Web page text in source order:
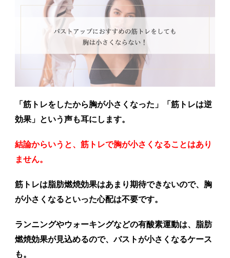
「筋トレをしたから胸が小さくなった」「筋トレは逆
効果」という声も耳にします。
結論からいうと、筋トレで胸が小さくなることはあり
ません。
筋トレは脂肪燃焼効果はあまり期待できないので、胸
が小さくなるといった心配は不要です。
ランニングやウォーキングなどの有酸素運動は、脂肪
燃焼効果が見込めるので、バストが小さくなるケース
も。